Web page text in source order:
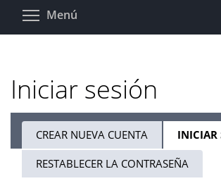
Pasar
Menú
Iniciar sesión
Solapas
principales
CREAR NUEVA CUENTA INICIAR
RESTABLECER LA CONTRASEÑA